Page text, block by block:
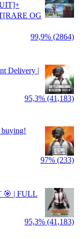
OG
99,9% (2864)
Delivery |
95,3% (41,183)
buying!
97% (233)
🎯 | FULL
95,3% (41,183)